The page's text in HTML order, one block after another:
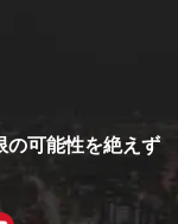
可能性を絶えず